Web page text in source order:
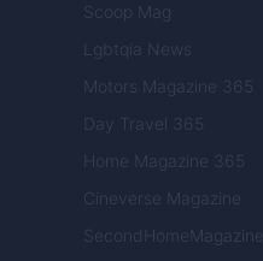
Scoop Mag
Lgbtqia News
Motors Magazine 365
Day Travel 365
Home Magazine 365
Cineverse Magazine
SecondHomeMagazine